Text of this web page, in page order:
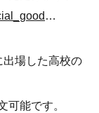
https://www.ajhs-esports.jp/news/img/official_goods_ordermade.pdf
場した高校の
能です。